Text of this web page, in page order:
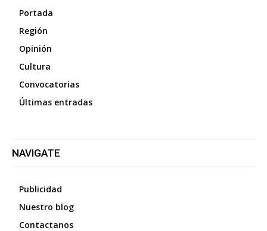
Portada
Región
Opinión
Cultura
Convocatorias
Últimas entradas
NAVIGATE
Publicidad
Nuestro blog
Contactanos